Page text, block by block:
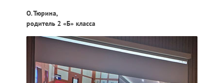
О. Тюрина,
родитель 2 «Б» класса